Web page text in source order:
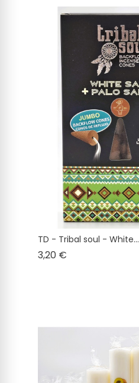
TD - Tribal soul - White...
3,20 €